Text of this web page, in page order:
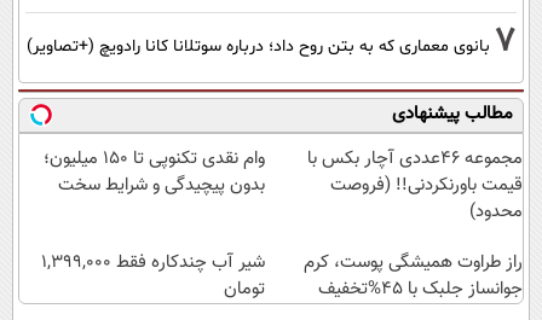
7 بانوی معماری که به بتن روح داد؛ درباره سوتلانا کانا رادویچ (+تصاویر)
مطالب پیشنهادی
مجموعه ۴۶عددی آچار بکس با
قیمت باورنکردنی!! (فروصت
محدود)
وام نقدی تکنوپی تا ۱۵۰ میلیون؛
بدون پیچیدگی و شرایط سخت
راز طراوت همیشگی پوست، کرم
جوانساز جلبک با 45%تخفیف
شیر آب چندکاره فقط 1,399,000
تومان